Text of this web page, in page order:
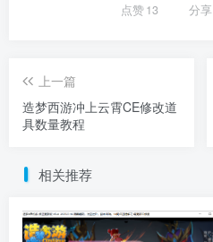
点赞13 分享
上一篇
造梦西游冲上云霄CE修改道
具数量教程
相关推荐